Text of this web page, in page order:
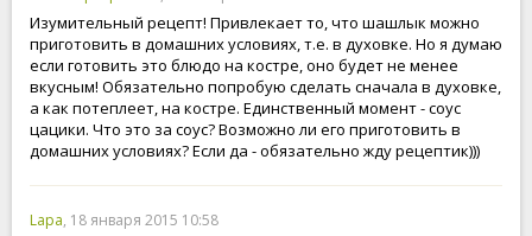
Изумительный рецепт! Привлекает то, что шашлык можно
приготовить в домашних условиях, т.е. в духовке. Но я думаю
если готовить это блюдо на костре, оно будет не менее
вкусным! Обязательно попробую сделать сначала в духовке,
а как потеплеет, на костре. Единственный момент - соус
цацики. Что это за соус? Возможно ли его приготовить в
домашних условиях? Если да - обязательно жду рецептик)))
Lapa, 18 января 2015 10:58